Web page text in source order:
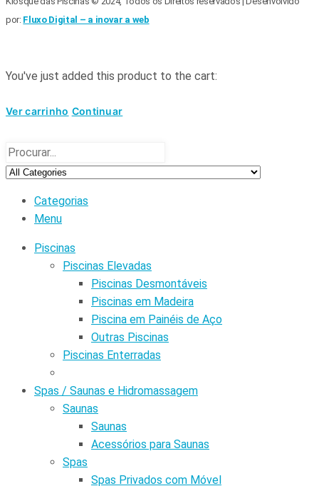
por: Fluxo Digital – a inovar a web
You've just added this product to the cart:
Ver carrinho Continuar
Categorias
Menu
Piscinas
Piscinas Elevadas
Piscinas Desmontáveis
Piscinas em Madeira
Piscina em Painéis de Aço
Outras Piscinas
Piscinas Enterradas
Spas / Saunas e Hidromassagem
Saunas
Saunas
Acessórios para Saunas
Spas
Spas Privados com Móvel